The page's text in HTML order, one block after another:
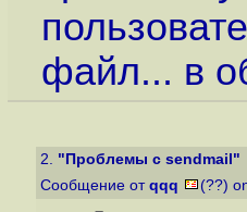
файл... в
2. "Проблемы с sendmail"
Сообщение от qqq (??)